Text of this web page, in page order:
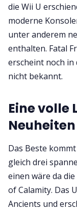
die Wii U
moderne
unter anderem
enthalten. Fatal
erscheint noch in
nicht bekannt.
Eine volle
Neuheiten
Das Beste
gleich drei
einen wäre da
of Calamity. Das
Ancients und